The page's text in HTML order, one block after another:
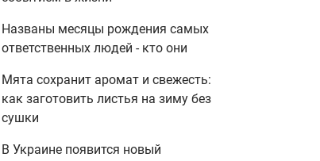
Названы месяцы рождения самых
ответственных людей - кто они
Мята сохранит аромат и свежесть:
как заготовить листья на зиму без
сушки
В Украине появится новый